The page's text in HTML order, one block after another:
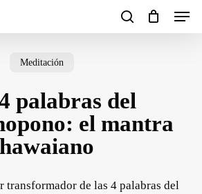
search
Menu
Close
Meditación
palabras del
el mantra
hawaiano
transformador de las 4 palabras del